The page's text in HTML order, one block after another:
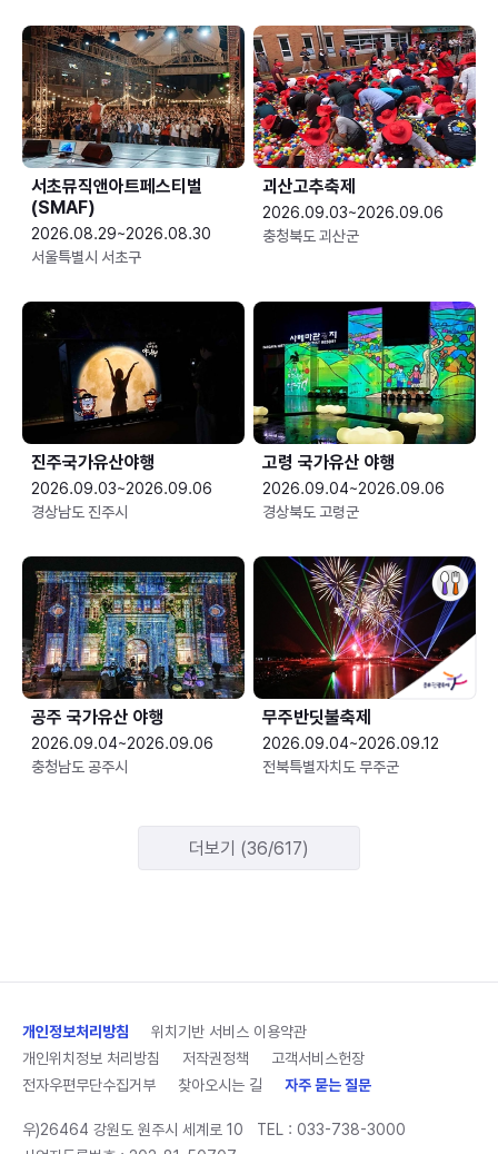
서초뮤직앤아트페스티벌
(SMAF)
2026.08.29~2026.08.30
서울특별시 서초구
괴산고추축제
2026.09.03~2026.09.06
충청북도 괴산군
진주국가유산야행
2026.09.03~2026.09.06
경상남도 진주시
고령 국가유산 야행
2026.09.04~2026.09.06
경상북도 고령군
공주 국가유산 야행
2026.09.04~2026.09.06
충청남도 공주시
무주반딧불축제
2026.09.04~2026.09.12
전북특별자치도 무주군
더보기 (36/617)
개인정보처리방침
위치기반 서비스 이용약관
개인위치정보 처리방침
저작권정책
고객서비스헌장
전자우편무단수집거부
찾아오시는 길 자주 묻는 질문
우)26464 강원도 원주시 세계로 10 TEL : 033-738-3000